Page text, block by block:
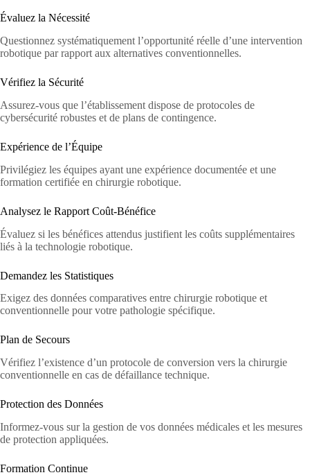
Évaluez la Nécessité
Questionnez systématiquement l’opportunité réelle d’une intervention
robotique par rapport aux alternatives conventionnelles.
Vérifiez la Sécurité
Assurez-vous que l’établissement dispose de protocoles de
cybersécurité robustes et de plans de contingence.
Expérience de l’Équipe
Privilégiez les équipes ayant une expérience documentée et une
formation certifiée en chirurgie robotique.
Analysez le Rapport Coût-Bénéfice
Évaluez si les bénéfices attendus justifient les coûts supplémentaires
liés à la technologie robotique.
Demandez les Statistiques
Exigez des données comparatives entre chirurgie robotique et
conventionnelle pour votre pathologie spécifique.
Plan de Secours
Vérifiez l’existence d’un protocole de conversion vers la chirurgie
conventionnelle en cas de défaillance technique.
Protection des Données
Informez-vous sur la gestion de vos données médicales et les mesures
de protection appliquées.
Formation Continue